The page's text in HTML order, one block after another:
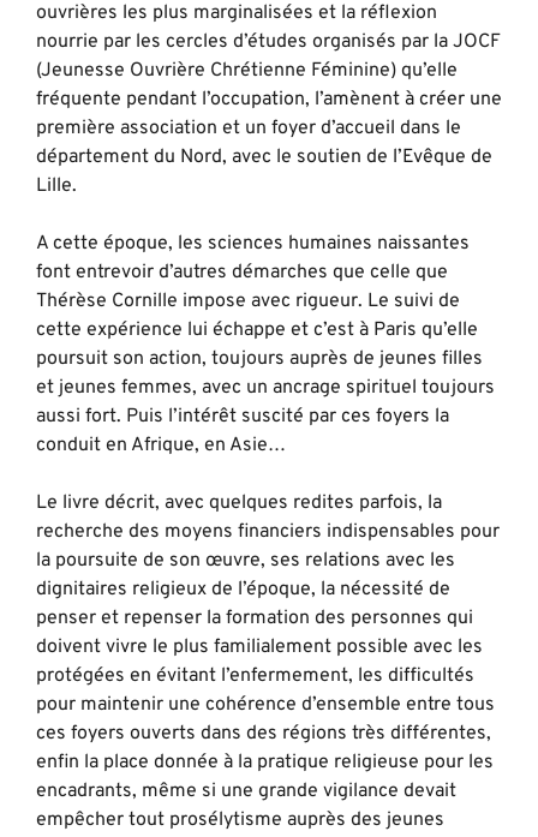
ouvrières les plus marginalisées et la réflexion
nourrie par les cercles d’études organisés par la JOCF
(Jeunesse Ouvrière Chrétienne Féminine) qu’elle
fréquente pendant l’occupation, l’amènent à créer une
première association et un foyer d’accueil dans le
département du Nord, avec le soutien de l’Evêque de
Lille.
A cette époque, les sciences humaines naissantes
font entrevoir d’autres démarches que celle que
Thérèse Cornille impose avec rigueur. Le suivi de
cette expérience lui échappe et c’est à Paris qu’elle
poursuit son action, toujours auprès de jeunes filles
et jeunes femmes, avec un ancrage spirituel toujours
aussi fort. Puis l’intérêt suscité par ces foyers la
conduit en Afrique, en Asie…
Le livre décrit, avec quelques redites parfois, la
recherche des moyens financiers indispensables pour
la poursuite de son œuvre, ses relations avec les
dignitaires religieux de l’époque, la nécessité de
penser et repenser la formation des personnes qui
doivent vivre le plus familialement possible avec les
protégées en évitant l’enfermement, les difficultés
pour maintenir une cohérence d’ensemble entre tous
ces foyers ouverts dans des régions très différentes,
enfin la place donnée à la pratique religieuse pour les
encadrants, même si une grande vigilance devait
empêcher tout prosélytisme auprès des jeunes